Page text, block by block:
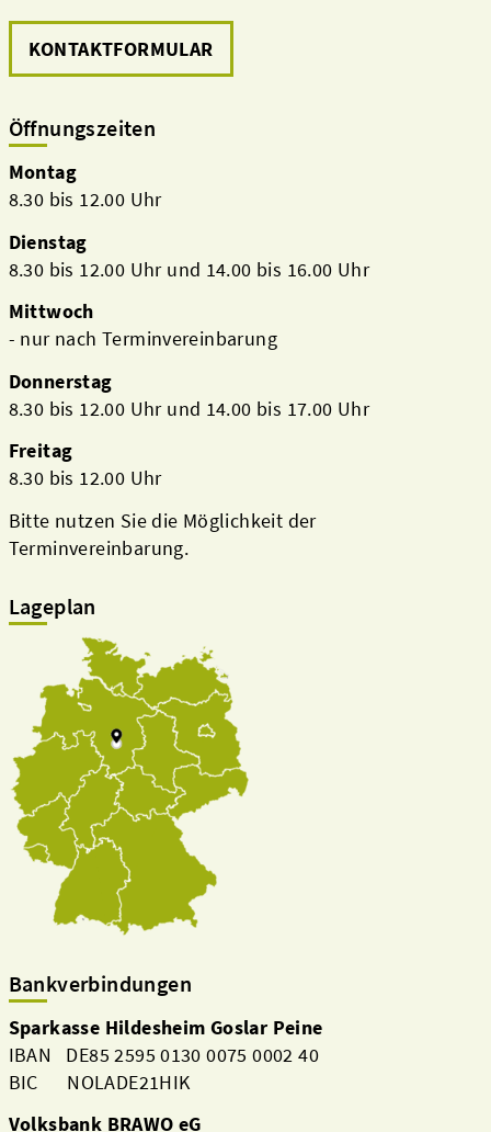
KONTAKTFORMULAR
Öffnungszeiten
Montag
8.30 bis 12.00 Uhr
Dienstag
8.30 bis 12.00 Uhr und 14.00 bis 16.00 Uhr
Mittwoch
- nur nach Terminvereinbarung
Donnerstag
8.30 bis 12.00 Uhr und 14.00 bis 17.00 Uhr
Freitag
8.30 bis 12.00 Uhr
Bitte nutzen Sie die Möglichkeit der
Terminvereinbarung.
Lageplan
Bankverbindungen
Sparkasse Hildesheim Goslar Peine
IBAN DE85 2595 0130 0075 0002 40
BIC NOLADE21HIK
Volksbank BRAWO eG